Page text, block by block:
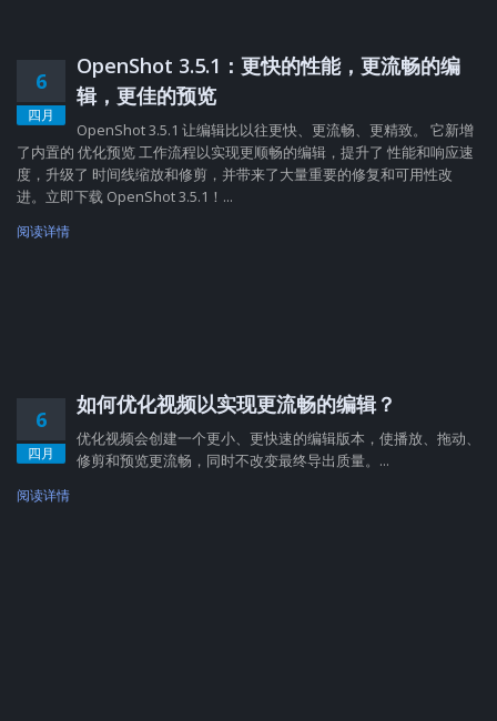
6
四月
OpenShot 3.5.1：更快的性能，更流畅的编
辑，更佳的预览
OpenShot 3.5.1 让编辑比以往更快、更流畅、更精致。 它新增
了内置的 优化预览 工作流程以实现更顺畅的编辑，提升了 性能和响应速
度，升级了 时间线缩放和修剪，并带来了大量重要的修复和可用性改
进。立即下载 OpenShot 3.5.1！...
阅读详情
6
四月
如何优化视频以实现更流畅的编辑？
优化视频会创建一个更小、更快速的编辑版本，使播放、拖动、
修剪和预览更流畅，同时不改变最终导出质量。...
阅读详情